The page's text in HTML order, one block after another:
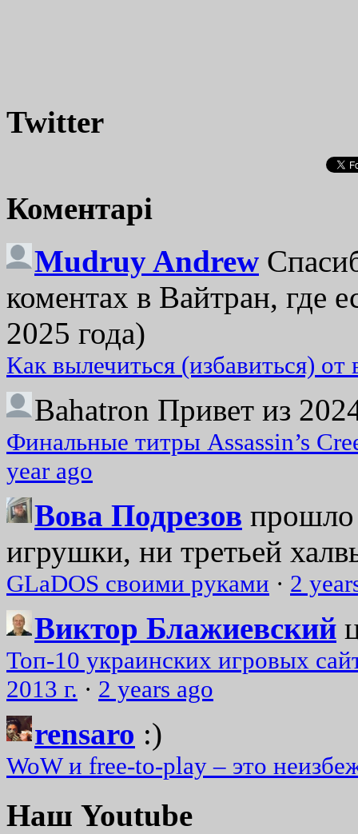
Twitter
Коментарі
Mudruy Andrew
коментах в Вайтран, где
2025 года)
Как вылечиться (избавиться)
Bahatron Привет из
Финальные титры Assassin’s
year ago
Вова Подрезов прошло
игрушки, ни третьей
GLaDOS своими руками · 2
Виктор Блажиевский
Топ-10 украинских игровых
2013 г. · 2 years ago
rensaro :)
WoW и free-to-play – это
Наш Youtube